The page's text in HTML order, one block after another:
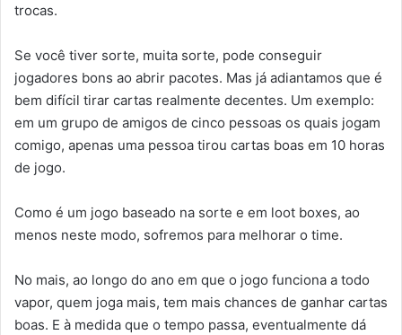
trocas.
Se você tiver sorte, muita sorte, pode conseguir
jogadores bons ao abrir pacotes. Mas já adiantamos que é
bem difícil tirar cartas realmente decentes. Um exemplo:
em um grupo de amigos de cinco pessoas os quais jogam
comigo, apenas uma pessoa tirou cartas boas em 10 horas
de jogo.
Como é um jogo baseado na sorte e em loot boxes, ao
menos neste modo, sofremos para melhorar o time.
No mais, ao longo do ano em que o jogo funciona a todo
vapor, quem joga mais, tem mais chances de ganhar cartas
boas. E à medida que o tempo passa, eventualmente dá